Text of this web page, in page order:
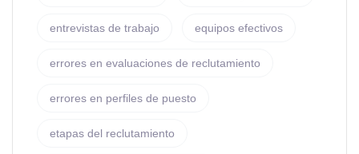
entrevistas de trabajo equipos efectivos
errores en evaluaciones de reclutamiento
errores en perfiles de puesto
etapas del reclutamiento